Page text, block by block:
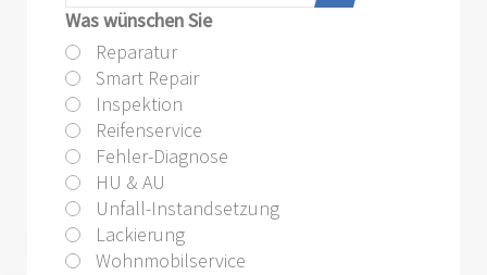
Was wünschen Sie
Reparatur
Smart Repair
Inspektion
Reifenservice
Fehler-Diagnose
HU & AU
Unfall-Instandsetzung
Lackierung
Wohnmobilservice